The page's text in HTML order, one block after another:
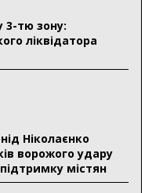
отримала нову
Пенсійний фонд
грн у липні
3-тю зону:
ліквідатора
Ніколаєнко
ворожого удару
містян